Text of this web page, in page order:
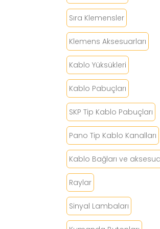
Sıra Klemensler
Klemens Aksesuarları
Kablo Yüksükleri
Kablo Pabuçları
SKP Tip Kablo Pabuçları
Pano Tip Kablo Kanalları
Kablo Bağları ve
Raylar
Sinyal Lambaları